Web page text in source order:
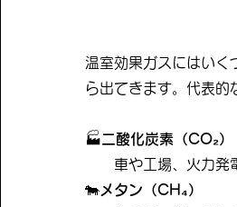
温室効果ガスにはいく
ら出てきます。代表的
​🏭二酸化炭素（CO₂）
車や工場、火力発
🐄 メタン（CH₄）